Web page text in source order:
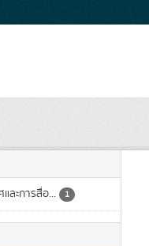
ละการสื่อ... 1